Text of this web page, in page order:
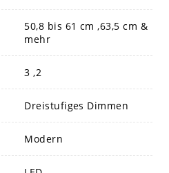
50,8 bis 61 cm ,63,5 cm &
mehr
3 ,2
Dreistufiges Dimmen
Modern